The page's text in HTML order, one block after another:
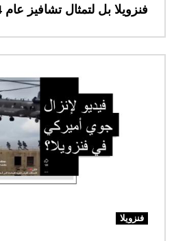
فنزويلا بل لتمثال تشافيز عام 2024
فنزويلا